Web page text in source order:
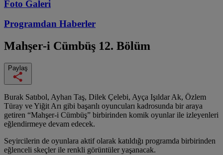
Foto Galeri
Programdan Haberler
Mahşer-i Cümbüş 12. Bölüm
Paylaş
Burak Satıbol, Ayhan Taş, Dilek Çelebi, Ayça Işıldar Ak, Özlem
Türay ve Yiğit Arı gibi başarılı oyuncuları kadrosunda bir araya
getiren “Mahşer-i Cümbüş” birbirinden komik oyunlar ile izleyenleri
eğlendirmeye devam edecek.
Seyircilerin de oyunlara aktif olarak katıldığı programda birbirinden
eğlenceli skeçler ile renkli görüntüler yaşanacak.